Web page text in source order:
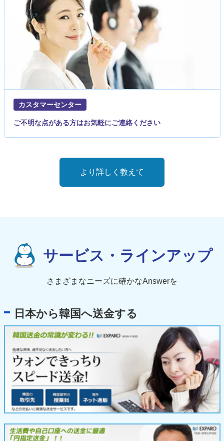
カスタマーセンター
ご不明な点がある方はお気軽にご連絡ください
より詳しく教えて
サービス・ラインアップ
さまざまなニーズに確かなAnswerを
日本から韓国へ送金する